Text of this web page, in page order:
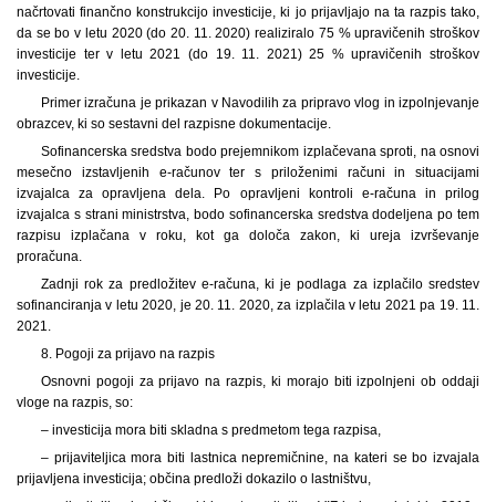
načrtovati finančno konstrukcijo investicije, ki jo prijavljajo na ta razpis tako,
da se bo v letu 2020 (do 20. 11. 2020) realiziralo 75 % upravičenih stroškov
investicije ter v letu 2021 (do 19. 11. 2021) 25 % upravičenih stroškov
investicije.
Primer izračuna je prikazan v Navodilih za pripravo vlog in izpolnjevanje
obrazcev, ki so sestavni del razpisne dokumentacije.
Sofinancerska sredstva bodo prejemnikom izplačevana sproti, na osnovi
mesečno izstavljenih e-računov ter s priloženimi računi in situacijami
izvajalca za opravljena dela. Po opravljeni kontroli e-računa in prilog
izvajalca s strani ministrstva, bodo sofinancerska sredstva dodeljena po tem
razpisu izplačana v roku, kot ga določa zakon, ki ureja izvrševanje
proračuna.
Zadnji rok za predložitev e-računa, ki je podlaga za izplačilo sredstev
sofinanciranja v letu 2020, je 20. 11. 2020, za izplačila v letu 2021 pa 19. 11.
2021.
8. Pogoji za prijavo na razpis
Osnovni pogoji za prijavo na razpis, ki morajo biti izpolnjeni ob oddaji
vloge na razpis, so:
– investicija mora biti skladna s predmetom tega razpisa,
– prijaviteljica mora biti lastnica nepremičnine, na kateri se bo izvajala
prijavljena investicija; občina predloži dokazilo o lastništvu,